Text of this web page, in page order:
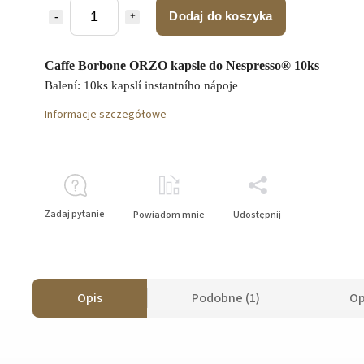
Dodaj do koszyka
Caffe Borbone ORZO kapsle do Nespresso® 10ks
Balení: 10ks kapslí instantního nápoje
Informacje szczegółowe
Zadaj pytanie Powiadom mnie Udostępnij
Opis Podobne (1)